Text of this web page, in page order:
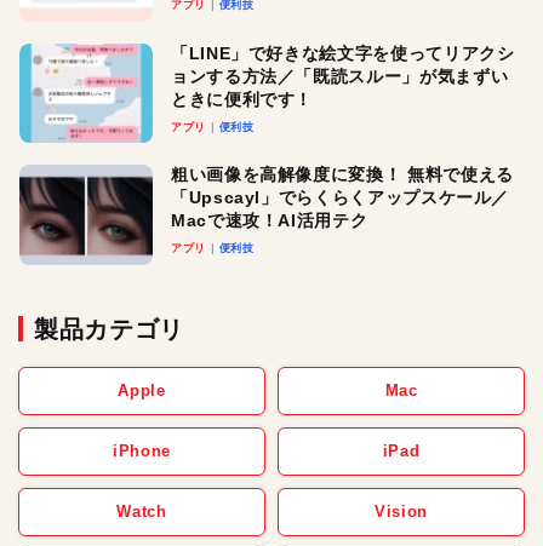
アプリ 便利技
「LINE」で好きな絵文字を使ってリアクシ
ョンする方法／「既読スルー」が気まずい
ときに便利です！
アプリ 便利技
粗い画像を高解像度に変換！ 無料で使える
「Upscayl」でらくらくアップスケール／
Macで速攻！AI活用テク
アプリ 便利技
製品カテゴリ
Apple Mac
iPhone iPad
Watch Vision